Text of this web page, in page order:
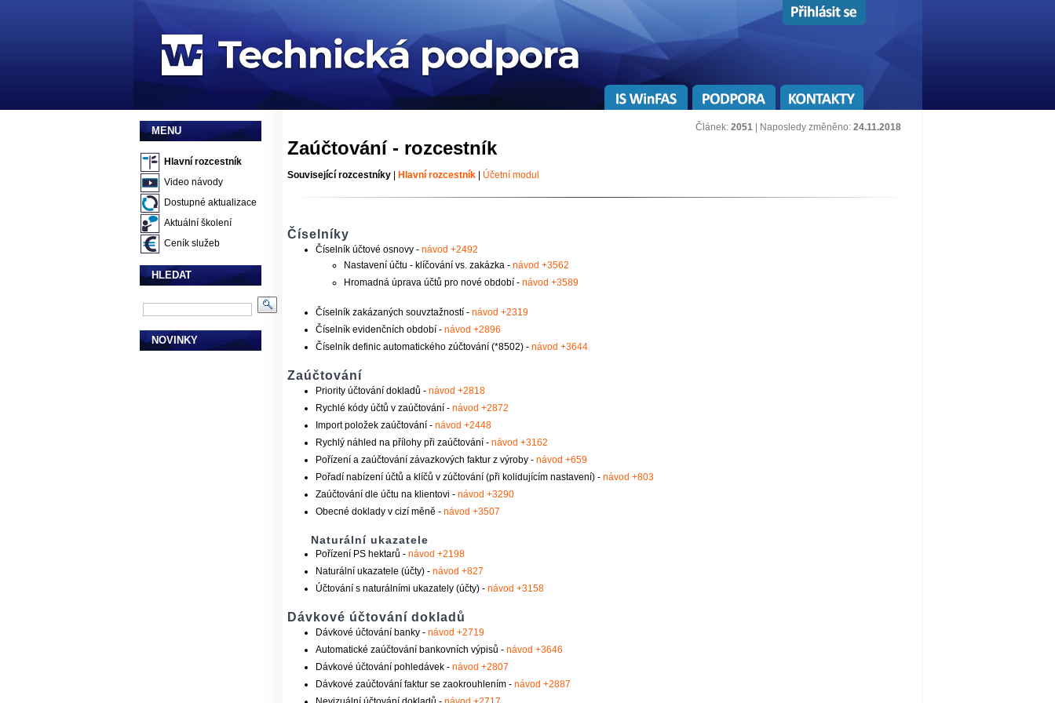
MENU
Hlavní rozcestník
Video návody
Dostupné aktualizace
Aktuální školení
Ceník služeb
HLEDAT
NOVINKY
Článek: 2051| Naposledy změněno: 24.11.2018
Zaúčtování - rozcestník
Související rozcestníky| Hlavní rozcestník Účetní modul
Číselníky
Číselník účtové osnovy - návod +2492
Nastavení účtu - klíčování vs. zakázka - návod +3562
Hromadná úprava účtů pro nové období - návod +3589
Číselník zakázaných souvztažností - návod +2319
Číselník evidenčních období - návod +2896
Číselník definic automatického zúčtování (*8502) -návod +3644
Zaúčtování
Priority účtování dokladů - návod +2818
Rychlé kódy účtů v zaúčtování - návod +2872
Import položek zaúčtování - návod +2448
Rychlý náhled na přílohy při zaúčtování - návod +3162
Pořízení a zaúčtování závazkových faktur z výroby - návod +659
Pořadí nabízení účtů a klíčů v zúčtování (při kolidujícím nastavení) - návod +803
Zaúčtování dle účtu na klientovi - návod +3290
Obecné doklady v cizí měně - návod +3507
Naturální ukazatele
Pořízení PS hektarů - návod +2198
Naturální ukazatele (účty) - návod +827
Účtování s naturálními ukazately (účty) - návod +3158
Dávkové účtování dokladů
Dávkové účtování banky - návod +2719
Automatické zaúčtování bankovních výpisů - návod +3646
Dávkové účtování pohledávek - návod +2807
Dávkové zaúčtování faktur se zaokrouhlením - návod +2887